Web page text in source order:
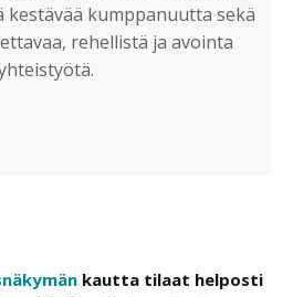
kestävää kumppanuutta sekä
rehellistä ja avointa
kautta tilaat helposti